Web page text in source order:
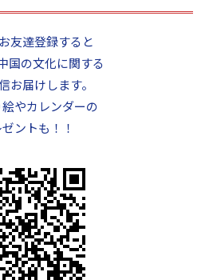
友達登録すると
国の文化に関する
お届けします。
やカレンダーの
ントも！！